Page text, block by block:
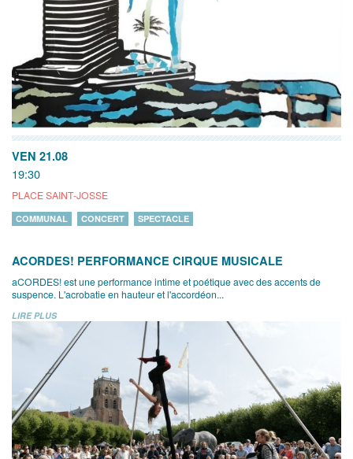
VEN 21.08
19:30
PLACE SAINT-JOSSE
COMMUNAL CONCERT SPECTACLE
ACORDES! PERFORMANCE CIRQUE MUSICALE
aCORDES! est une performance intime et poétique avec des accents de
suspence. L'acrobatie en hauteur et l'accordéon...
LIRE PLUS